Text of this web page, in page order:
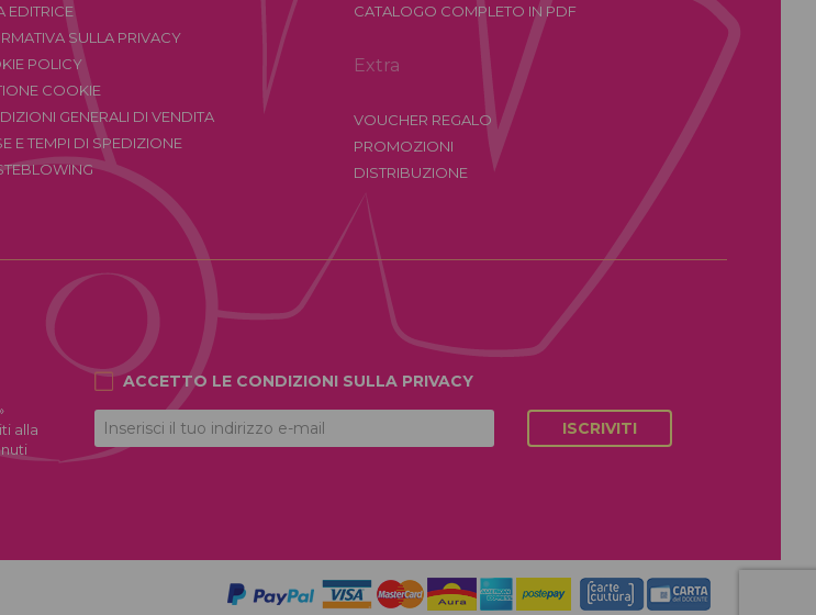
EDITRICE
SULLA PRIVACY
POLICY
COOKIE
GENERALI DI VENDITA
E TEMPI DI SPEDIZIONE
CATALOGO COMPLETO IN PDF
Extra
VOUCHER REGALO
PROMOZIONI
DISTRIBUZIONE
alla
ACCETTO LE CONDIZIONI SULLA PRIVACY
ISCRIVITI